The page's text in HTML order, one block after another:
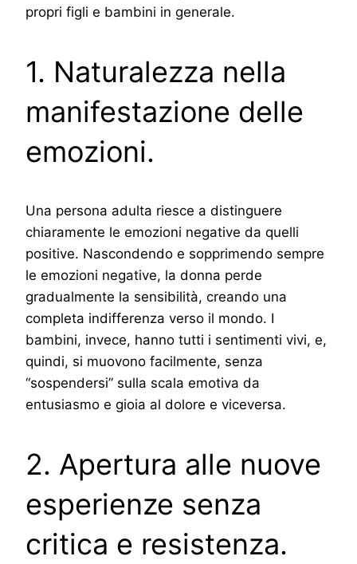
propri figli e bambini in generale.
1. Naturalezza nella
manifestazione delle
emozioni.
Una persona adulta riesce a distinguere
chiaramente le emozioni negative da quelli
positive. Nascondendo e sopprimendo sempre
le emozioni negative, la donna perde
gradualmente la sensibilità, creando una
completa indifferenza verso il mondo. I
bambini, invece, hanno tutti i sentimenti vivi, e,
quindi, si muovono facilmente, senza
“sospendersi” sulla scala emotiva da
entusiasmo e gioia al dolore e viceversa.
2. Apertura alle nuove
esperienze senza
critica e resistenza.